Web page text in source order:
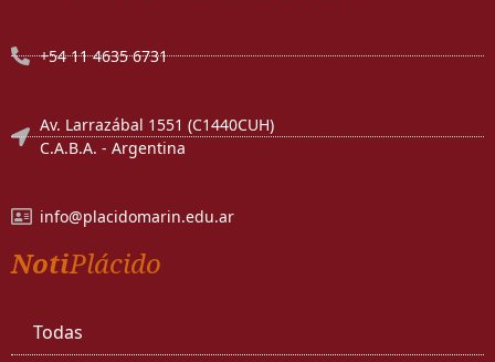
+54 11 4635 6731
Av. Larrazábal 1551 (C1440CUH)
C.A.B.A. - Argentina
info@placidomarin.edu.ar
NotiPlácido
Todas